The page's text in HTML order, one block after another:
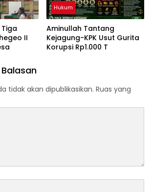
II
Hukum
Aminullah Tantang
Kejagung-KPK Usut Gurita
Korupsi Rp1.000 T
tidak akan dipublikasikan. Ruas yang